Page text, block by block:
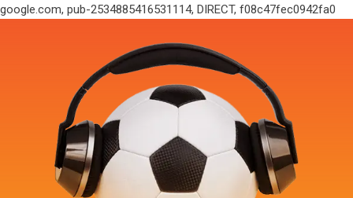
google.com, pub-2534885416531114, DIRECT, f08c47fec0942fa0